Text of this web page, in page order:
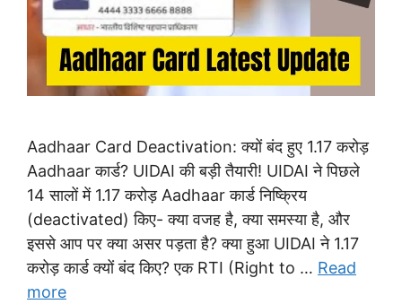
Aadhaar Card Deactivation: क्यों बंद हुए 1.17 करोड़
Aadhaar कार्ड? UIDAI की बड़ी तैयारी! UIDAI ने पिछले
14 सालों में 1.17 करोड़ Aadhaar कार्ड निष्क्रिय
(deactivated) किए- क्या वजह है, क्या समस्या है, और
इससे आप पर क्या असर पड़ता है? क्या हुआ UIDAI ने 1.17
करोड़ कार्ड क्यों बंद किए? एक RTI (Right to … Read
more